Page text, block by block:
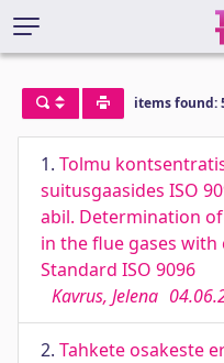
items found:
1. Tolmu
suitusgaasides ISO
abil. Determination
in the flue gases
Standard ISO 9096
Kavrus, Jelena
2. Tahkete osakeste